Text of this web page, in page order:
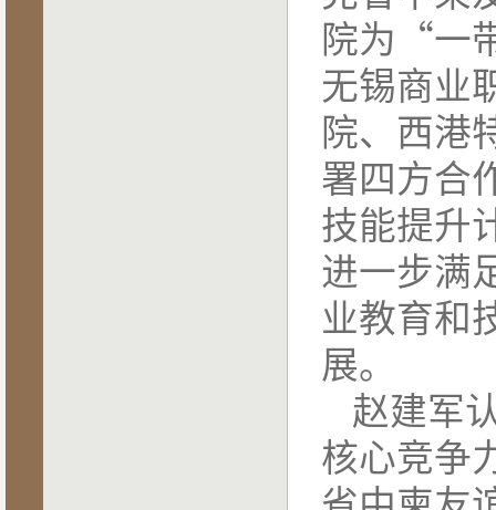
院为“一
无锡商业
院、西港
署四方合
技能提升
进一步满
业教育和
展。
赵建军
核心竞争